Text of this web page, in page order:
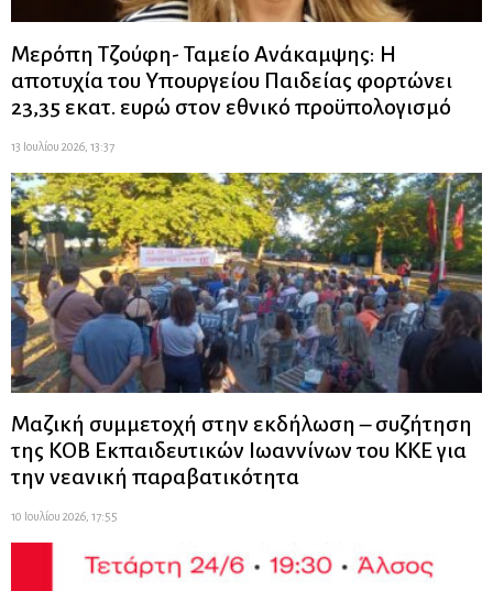
Μερόπη Τζούφη- Ταμείο Ανάκαμψης: Η
αποτυχία του Υπουργείου Παιδείας φορτώνει
23,35 εκατ. ευρώ στον εθνικό προϋπολογισμό
13 Ιουλίου 2026, 13:37
Μαζική συμμετοχή στην εκδήλωση – συζήτηση
της ΚΟΒ Εκπαιδευτικών Ιωαννίνων του ΚΚΕ για
την νεανική παραβατικότητα
10 Ιουλίου 2026, 17:55